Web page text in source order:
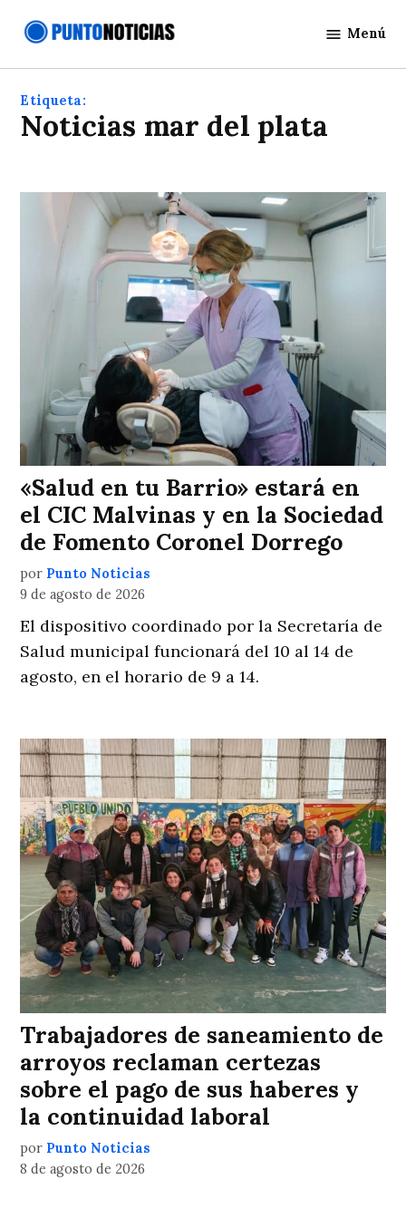
Noticias
Menú
Etiqueta:
noticias mar del plata
«Salud en tu Barrio» estará en
el CIC Malvinas y en la Sociedad
de Fomento Coronel Dorrego
por Punto Noticias
9 de agosto de 2026
El dispositivo coordinado por la Secretaría de
Salud municipal funcionará del 10 al 14 de
agosto, en el horario de 9 a 14.
Trabajadores de saneamiento de
arroyos reclaman certezas
sobre el pago de sus haberes y
la continuidad laboral
por Punto Noticias
8 de agosto de 2026